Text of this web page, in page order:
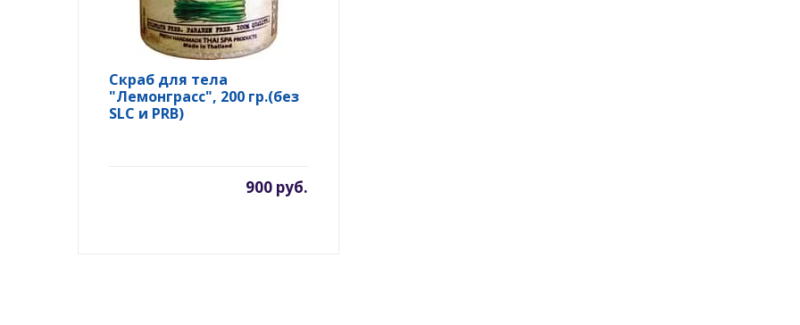
Скраб для тела
"Лемонграсс", 200 гр.(без
SLC и PRB)
900 руб.